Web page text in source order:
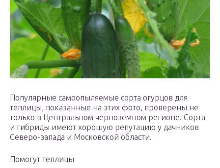
Популярные самоопыляемые сорта огурцов для
теплицы, показанные на этих фото, проверены не
только в Центральном черноземном регионе. Сорта
и гибриды имеют хорошую репутацию у дачников
Северо-запада и Московской области.
Помогут теплицы